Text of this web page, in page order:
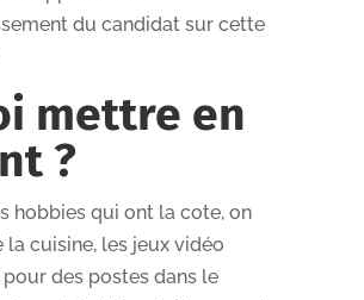
du candidat sur cette
mettre en
?
hobbies qui ont la cote, on
la cuisine, les jeux vidéo
des postes dans le